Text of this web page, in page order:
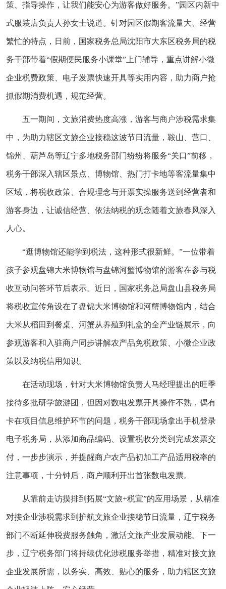
策、指导操作，让我们能安心为游客做好服务。”园区内新中
式服装店负责人孙女士说道。针对园区假期客流量大、经营
繁忙的特点，日前，国家税务总局沈阳市大东区税务局的税
务干部带着“假期便民服务小课堂”上门辅导，重点讲解小微
企业税费政策、电子发票快速开具等实用内容，助力商户抢
抓假期消费机遇，规范经营。
五一期间，文旅消费热度高涨，游客与商户涉税需求集
中，为助力辖区文旅企业接稳这波节日流量，鞍山、营口、
锦州、葫芦岛等辽宁多地税务部门纷纷将服务“关口”前移，
税务干部深入辖区景点、博物馆、热门打卡地等客流量集中
区域，将税收政策、合规理念与开票实操服务送到经营者和
游客身边，让诚信经营、依法纳税的观念随着文旅春风深入
人心。
“逛博物馆还能学到税法，这种形式很新鲜。”一位带着
孩子参观盘锦大米博物馆与盘锦河蟹博物馆的游客在参与税
收互动问答环节后表示。近日，国家税务总局盘山县税务局
将税收宣传角设在了盘锦大米博物馆和河蟹博物馆内，结合
大米从稻田到餐桌、河蟹从养殖到礼盒的全产业链展示，向
参观游客和入驻商户同步讲解农产品免税政策、小微企业政
策以及纳税信用知识。
在活动现场，针对大米博物馆负责人马经理提出的旺季
接待多批研学旅游团，但因对数电发票开具操作不熟，偶有
卡在项目信息维护环节的问题，税务干部现场拿出手机登录
电子税务局，从添加商品编码、设置税收分类到完成发票交
付，一步步演示，并提醒商户农产品初加工产品适用税率的
注意事项，十分钟后，商户顺利开出首张数电发票。
从靠前走访摸排到拓展“文旅+税宣”的应用场景，从精准
对接企业涉税需求到护航文旅企业接稳节日流量，辽宁税务
部门不断延伸税费服务触角，激活文旅产业发展动能。下一
步，辽宁税务部门将持续优化涉税服务举措，精准对接文旅
企业发展所需，以务实、高效、贴心的服务，助力辖区文旅